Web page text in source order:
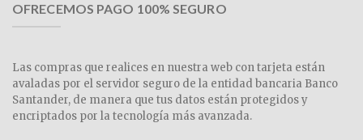
OFRECEMOS PAGO 100% SEGURO
Las compras que realices en nuestra web con tarjeta están
avaladas por el servidor seguro de la entidad bancaria Banco
Santander, de manera que tus datos están protegidos y
encriptados por la tecnología más avanzada.